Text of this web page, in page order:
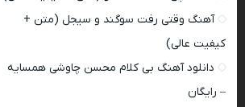
آهنگ وقتی رفت سوگند و سیجل (متن +
کیفیت عالی)
دانلود آهنگ بی کلام محسن چاوشی همسایه
– رایگان